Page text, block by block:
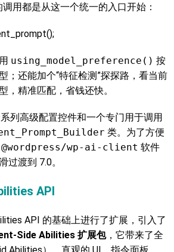
用都是从这一个统一的入口开始：
using_model_preference() 按
；还能加个“特征检测”探探路，看当前
，精准匹配，省钱还快。
列高级配置控件和一个专门用于调用
类。为了方便
@wordpress/wp-ai-client 软件
过渡到 7.0。
API
API 的基础上进行了扩展，引入了
Side Abilities 扩展包，它带来了全